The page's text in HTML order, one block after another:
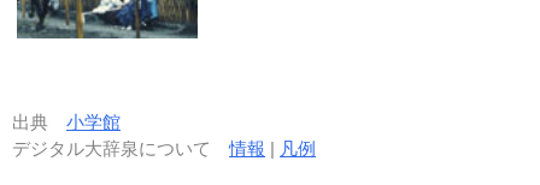
出典 小学館
デジタル大辞泉について情報 | 凡例